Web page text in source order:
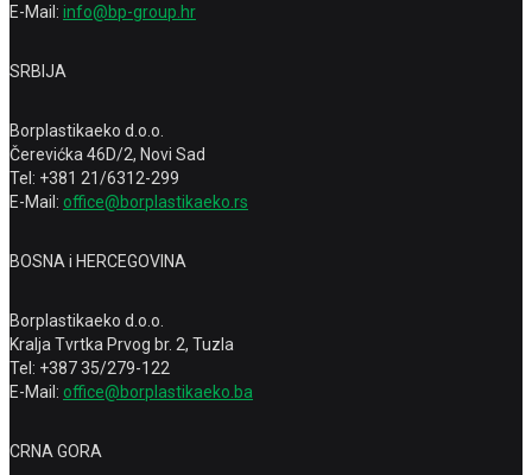
E-Mail: info@bp-group.hr
SRBIJA
Borplastikaeko d.o.o.
Čerevićka 46D/2, Novi Sad
Tel: +381 21/6312-299
E-Mail: office@borplastikaeko.rs
BOSNA i HERCEGOVINA
Borplastikaeko d.o.o.
Kralja Tvrtka Prvog br. 2, Tuzla
Tel: +387 35/279-122
E-Mail: office@borplastikaeko.ba
CRNA GORA